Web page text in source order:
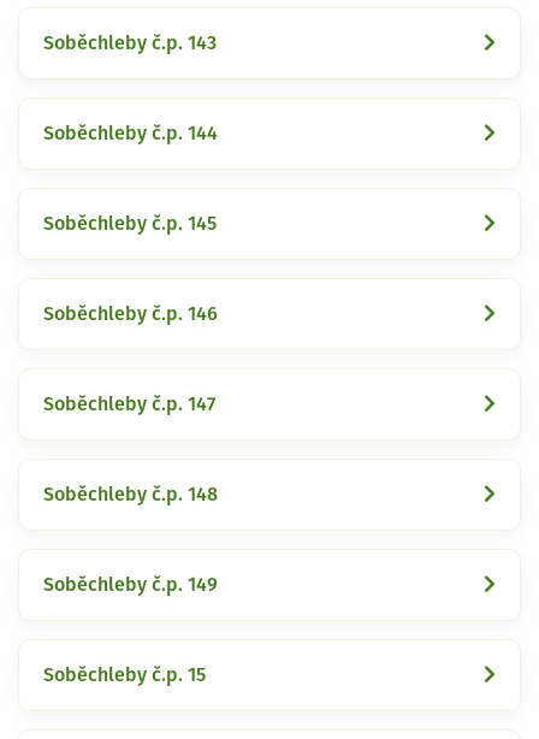
Soběchleby č.p. 143
Soběchleby č.p. 144
Soběchleby č.p. 145
Soběchleby č.p. 146
Soběchleby č.p. 147
Soběchleby č.p. 148
Soběchleby č.p. 149
Soběchleby č.p. 15